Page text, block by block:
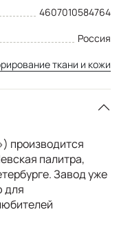
4607010584764
Россия
ткани и кожи
производится
палитра,
Завод уже
для